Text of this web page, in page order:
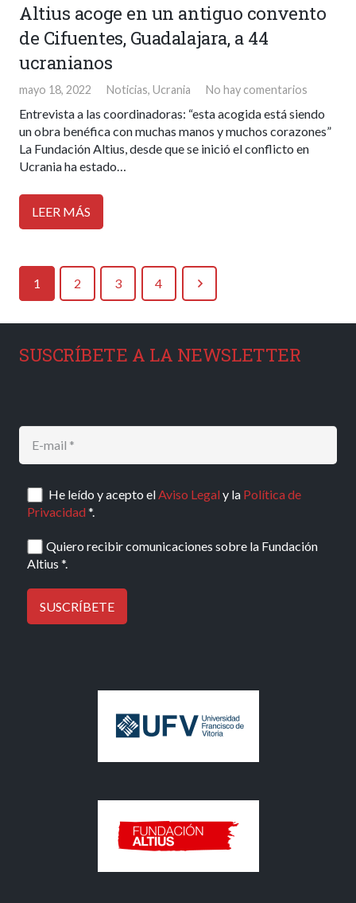
Altius acoge en un antiguo convento
de Cifuentes, Guadalajara, a 44
ucranianos
mayo 18, 2022 Noticias,Ucrania No hay comentarios
Entrevista a las coordinadoras: “esta acogida está siendo
un obra benéfica con muchas manos y muchos corazones”
La Fundación Altius, desde que se inició el conflicto en
Ucrania ha estado…
LEER MÁS
1 2 3 4
SUSCRÍBETE A LA NEWSLETTER
He leído y acepto elAviso Legaly la Política de
Privacidad*.
Quiero recibir comunicaciones sobre la Fundación
Altius *.